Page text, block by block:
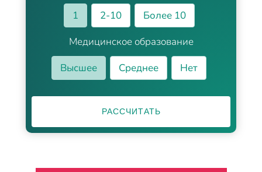
1
2-10
Более 10
Медицинское образование
Высшее
Среднее Нет
РАССЧИТАТЬ